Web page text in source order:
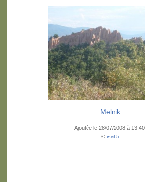
Melnik
Ajoutée le 28/07/2008 à 13:40
© isa85